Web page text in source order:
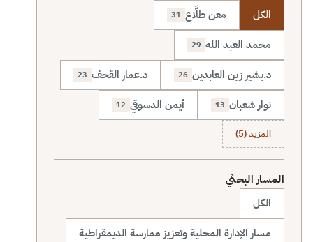
الكل
معن طلَّاع 31
محمد العبد الله 29
د.بشير زين العابدين 26 د.عمار القحف 23
نوار شعبان 13 أيمن الدسوقي 12
المزيد (5)
المسار البحثي
الكل
مسار الإدارة المحلية وتعزيز ممارسة الديمقراطية